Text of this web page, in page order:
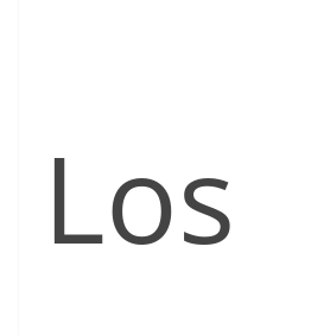
Los